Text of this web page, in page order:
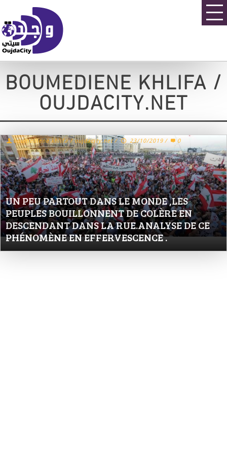
BOUMEDIENE KHLIFA /
OUJDACITY.NET
UN PEU PARTOUT DANS LE MONDE ,LES
PEUPLES BOUILLONNENT DE COLÈRE EN
DESCENDANT DANS LA RUE.ANALYSE DE CE
PHÉNOMÈNE EN EFFERVESCENCE .
boumediene khlifa / oujdacity.net / 23/10/2019 / 0